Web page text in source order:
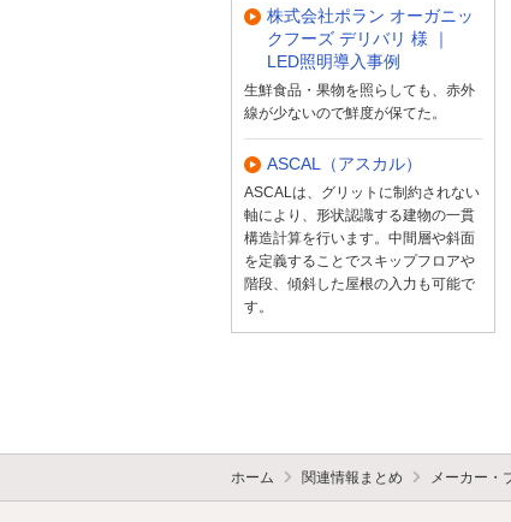
株式会社ポラン オーガニッ
クフーズ デリバリ 様 ｜
LED照明導入事例
生鮮食品・果物を照らしても、赤外
線が少ないので鮮度が保てた。
ASCAL（アスカル）
ASCALは、グリットに制約されない
軸により、形状認識する建物の一貫
構造計算を行います。中間層や斜面
を定義することでスキップフロアや
階段、傾斜した屋根の入力も可能で
す。
ホーム 関連情報まとめ メーカー・